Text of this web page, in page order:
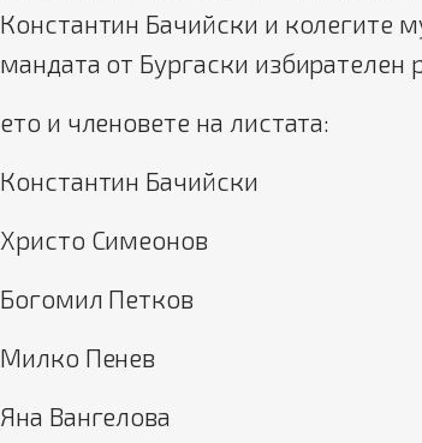
Константин Бачийски и колегите
мандата от Бургаски избирателен
ето и членовете на листата:
Константин Бачийски
Христо Симеонов
Богомил Петков
Милко Пенев
Яна Вангелова